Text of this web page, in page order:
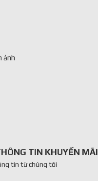
ảnh
TIN KHUYẾN MÃI
tin từ chúng tôi